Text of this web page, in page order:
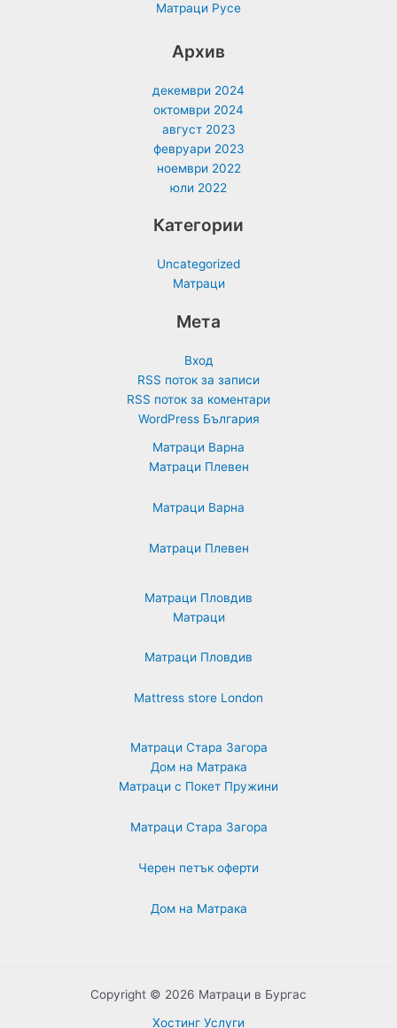
Матраци Русе
Архив
декември 2024
октомври 2024
август 2023
февруари 2023
ноември 2022
юли 2022
Категории
Uncategorized
Матраци
Мета
Вход
RSS поток за записи
RSS поток за коментари
WordPress България
Матраци Варна
Матраци Плевен
Матраци Варна
Матраци Плевен
Матраци Пловдив
Матраци
Матраци Пловдив
Mattress store London
Матраци Стара Загора
Дом на Матрака
Матраци с Покет Пружини
Матраци Стара Загора
Черен петък оферти
Дом на Матрака
Copyright © 2026 Матраци в Бургас
Хостинг Услуги